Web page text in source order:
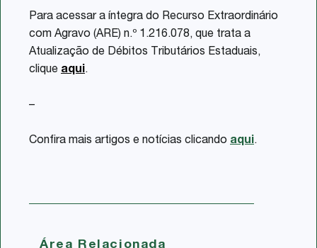
Para acessar a íntegra do Recurso Extraordinário
com Agravo (ARE) n.º 1.216.078, que trata a
Atualização de Débitos Tributários Estaduais,
clique aqui.
–
Confira mais artigos e notícias clicando aqui.
Área Relacionada